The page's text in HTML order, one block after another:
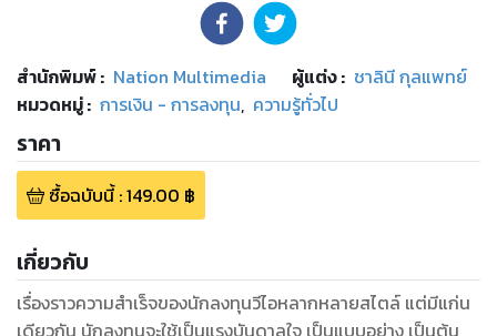
สำนักพิมพ์: Nation Multimedia ผู้แต่ง : ชาลินี กุลแพทย์
หมวดหมู่: การเงิน - การลงทุน, ความรู้ทั่วไป
ราคา
ซื้อฉบับนี้:149.00 ฿
เกี่ยวกับ
เรื่องราวความสำเร็จของนักลงทุนวีไอหลากหลายสไตล์ แต่มีแก่น